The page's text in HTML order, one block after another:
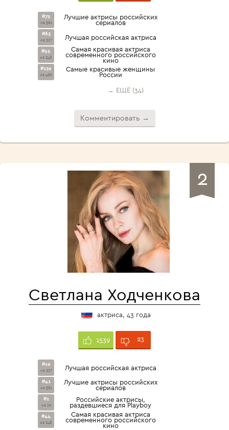
#75
из 591
Лучшие актрисы российских
сериалов
#63
из 217 Лучшая российская актриса
#55
из 248
Cамая красивая актриса
современного российского
кино
#139
из 490
Самые красивые женщины
России
→ ЕЩЁ (34)
Комментировать →
2
Светлана Ходченкова
актриса, 43 года
1539 23
#19
из 217 Лучшая российская актриса
#41
из 591
Лучшие актрисы российских
сериалов
#1
из 19
Российские актрисы,
раздевшиеся для Playboy
#44
из 248
Cамая красивая актриса
современного российского
кино